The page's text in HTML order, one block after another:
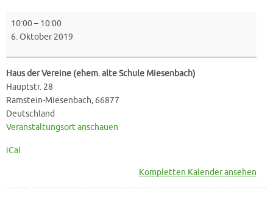
Kreisklasse
Ramstein-
Miesenbach
4
-
SC
Weilerbach
10:00– 10:00
6. Oktober 2019
Haus der Vereine (ehem. alte Schule Miesenbach)
Hauptstr. 28
Ramstein-Miesenbach, 66877
Deutschland
Veranstaltungsort anschauen
iCal
Kompletten Kalender ansehen